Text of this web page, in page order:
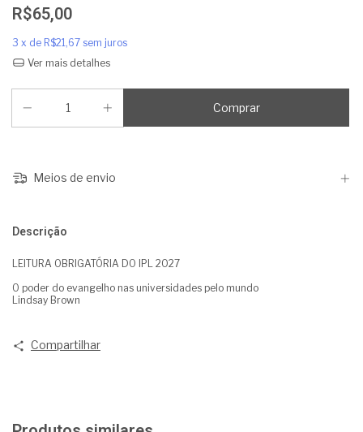
R$65,00
3 x de R$21,67 sem juros
Ver mais detalhes
Meios de envio
Descrição
LEITURA OBRIGATÓRIA DO IPL 2027
O poder do evangelho nas universidades pelo mundo
Lindsay Brown
Compartilhar